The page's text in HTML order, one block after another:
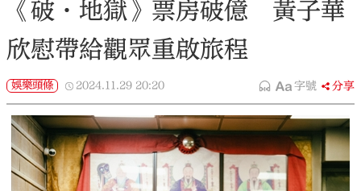
《破·地獄》票房破億 黃子華
欣慰帶給觀眾重啟旅程
娛樂頭條 2024.11.29 20:20 字號 分享